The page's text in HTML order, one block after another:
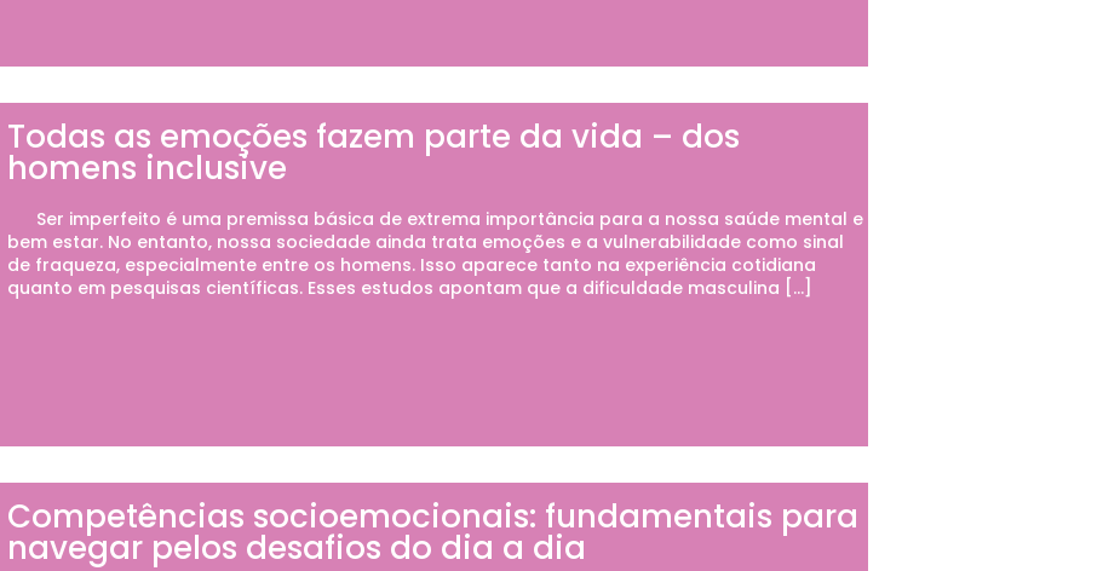
Todas as emoções fazem parte da vida – dos
homens inclusive
Ser imperfeito é uma premissa básica de extrema importância para a nossa saúde mental e
bem estar. No entanto, nossa sociedade ainda trata emoções e a vulnerabilidade como sinal
de fraqueza, especialmente entre os homens. Isso aparece tanto na experiência cotidiana
quanto em pesquisas científicas. Esses estudos apontam que a dificuldade masculina […]
Competências socioemocionais: fundamentais para
navegar pelos desafios do dia a dia